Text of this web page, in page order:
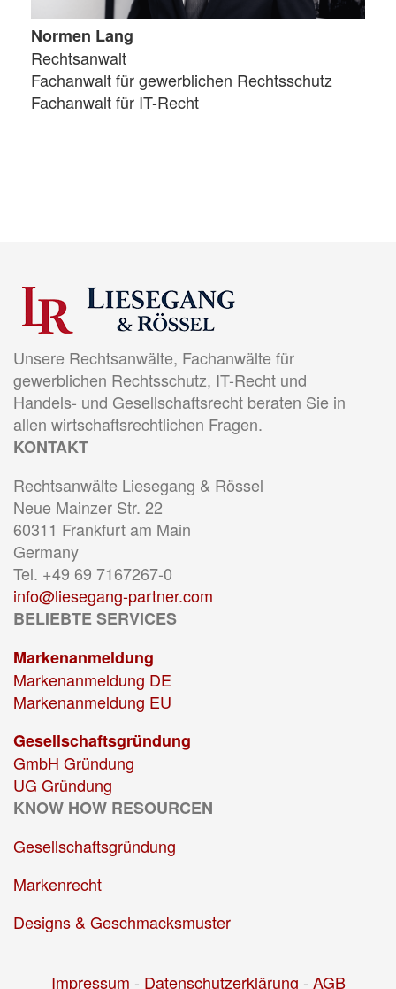
Normen Lang
Rechtsanwalt
Fachanwalt für gewerblichen Rechtsschutz
Fachanwalt für IT-Recht
Unsere Rechtsanwälte, Fachanwälte für
gewerblichen Rechtsschutz, IT-Recht und
Handels- und Gesellschaftsrecht beraten Sie in
allen wirtschaftsrechtlichen Fragen.
KONTAKT
Rechtsanwälte Liesegang & Rössel
Neue Mainzer Str. 22
60311 Frankfurt am Main
Germany
Tel. +49 69 7167267-0
info@liesegang-partner.com
BELIEBTE SERVICES
Markenanmeldung
Markenanmeldung DE
Markenanmeldung EU
Gesellschaftsgründung
GmbH Gründung
UG Gründung
KNOW HOW RESOURCEN
Gesellschaftsgründung
Markenrecht
Designs & Geschmacksmuster
Impressum - Datenschutzerklärung - AGB